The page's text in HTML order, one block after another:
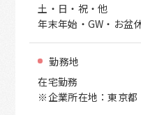
土・日・祝・他
年末年始・GW・お盆
勤務地
在宅勤務
※企業所在地：東京都